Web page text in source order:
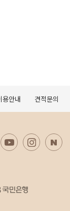
용안내 견적문의